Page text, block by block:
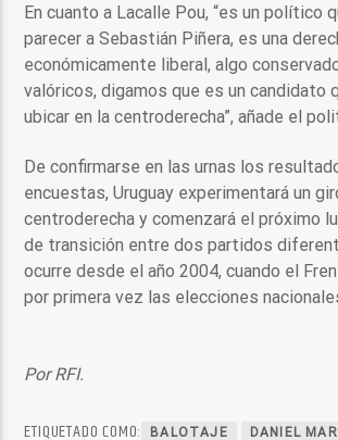
En cuanto a Lacalle Pou, “es un político
parecer a Sebastián Piñera, es una
económicamente liberal, algo
valóricos, digamos que es un candidato
ubicar en la centroderecha”, añade el
De confirmarse en las urnas los
encuestas, Uruguay experimentará un
centroderecha y comenzará el próximo
de transición entre dos partidos
ocurre desde el año 2004, cuando el
por primera vez las elecciones
Por RFI.
ETIQUETADO COMO: BALOTAJE DANIEL